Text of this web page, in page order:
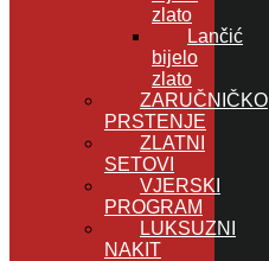
zlato
Lančić
bijelo
zlato
ZARUČNIČKO
PRSTENJE
ZLATNI
SETOVI
VJERSKI
PROGRAM
LUKSUZNI
NAKIT